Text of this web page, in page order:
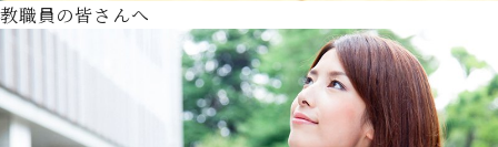
教職員の皆さんへ